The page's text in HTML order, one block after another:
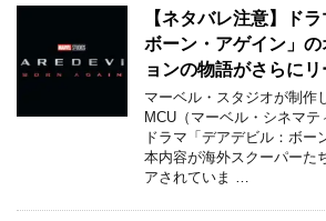
【ネタバレ注意】ド
ボーン・アゲイン」
ョンの物語がさらにリ
マーベル・スタジオが制作
MCU（マーベル・シネマ
ドラマ「デアデビル：ボー
本内容が海外スクーパーた
アされていま …